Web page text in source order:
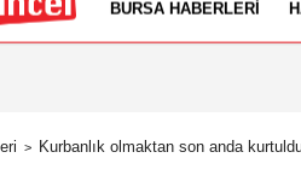
BURSA HABERLERI
Kurbanlık olmaktan son anda